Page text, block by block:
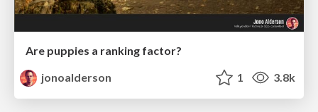
Are puppies a ranking factor?
jonoalderson
1 3.8k